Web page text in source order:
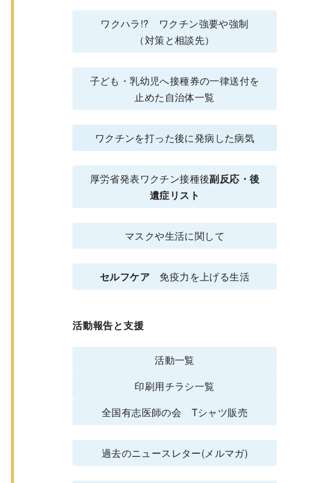
ワクハラ!? ワクチン強要や強制
（対策と相談先）
子ども・乳幼児へ接種券の一律送付を
止めた自治体一覧
ワクチンを打った後に発病した病気
厚労省発表ワクチン接種後副反応・後
遺症リスト
マスクや生活に関して
セルフケア 免疫力を上げる生活
活動報告と支援
活動一覧
印刷用チラシ一覧
全国有志医師の会 Tシャツ販売
過去のニュースレター(メルマガ)